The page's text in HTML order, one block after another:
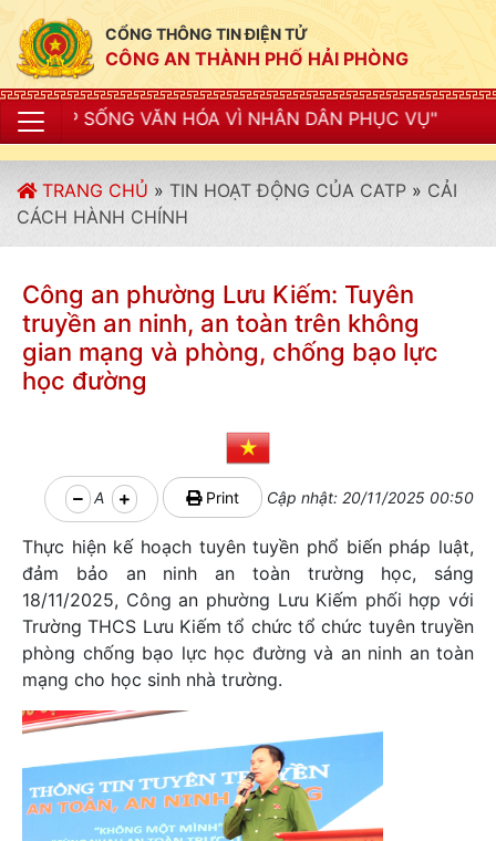
CỔNG THÔNG TIN ĐIỆN TỬ
CÔNG AN THÀNH PHỐ HẢI PHÒNG
HÓA VÌ NHÂN DÂN PHỤC VỤ"
TRANG CHỦ » TIN HOẠT ĐỘNG CỦA CATP » CẢI
CÁCH HÀNH CHÍNH
Công an phường Lưu Kiếm: Tuyên
truyền an ninh, an toàn trên không
gian mạng và phòng, chống bạo lực
học đường
A Print Cập nhật: 20/11/2025 00:50
Thực hiện kế hoạch tuyên tuyền phổ biến pháp luật,
đảm bảo an ninh an toàn trường học, sáng
18/11/2025, Công an phường Lưu Kiếm phối hợp với
Trường THCS Lưu Kiếm tổ chức tổ chức tuyên truyền
phòng chống bạo lực học đường và an ninh an toàn
mạng cho học sinh nhà trường.